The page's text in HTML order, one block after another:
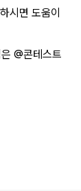
시면 도움이
@콘테스트